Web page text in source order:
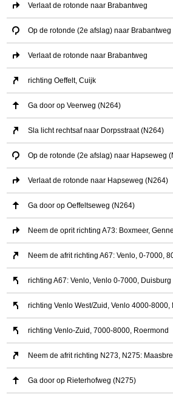
Verlaat de rotonde naar Brabantweg
Op de rotonde (2e afslag) naar Brabantweg
Verlaat de rotonde naar Brabantweg
richting Oeffelt, Cuijk
Ga door op Veerweg (N264)
Sla licht rechtsaf naar Dorpsstraat (N264)
Op de rotonde (2e afslag) naar Hapseweg
Verlaat de rotonde naar Hapseweg (N264)
Ga door op Oeffeltseweg (N264)
Neem de oprit richting A73: Boxmeer,
Neem de afrit richting A67: Venlo, 0-7000,
richting A67: Venlo, Venlo 0-7000, Duisburg
richting Venlo West/Zuid, Venlo 4000-8000,
richting Venlo-Zuid, 7000-8000, Roermond
Neem de afrit richting N273, N275:
Ga door op Rieterhofweg (N275)